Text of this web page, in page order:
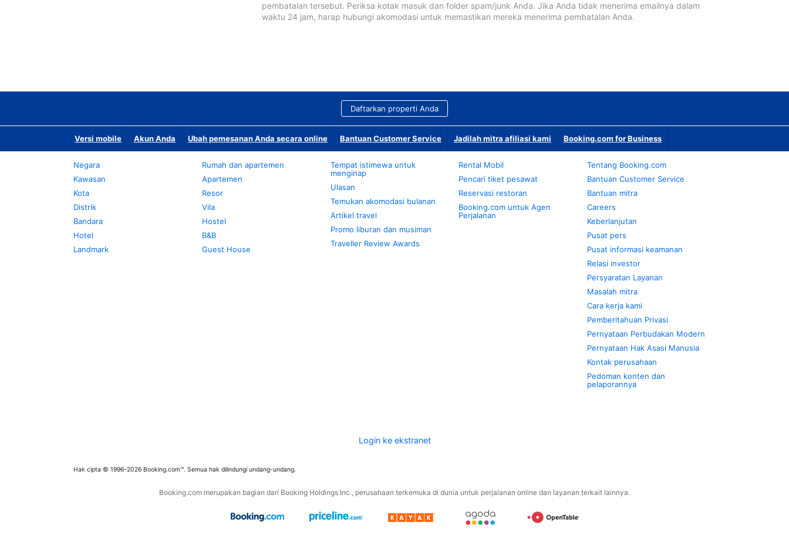
pembatalan tersebut. Periksa kotak masuk dan folder spam/junk Anda. Jika Anda tidak menerima emailnya dalam
waktu 24 jam, harap hubungi akomodasi untuk memastikan mereka menerima pembatalan Anda.
Daftarkan properti Anda
Versi mobile Akun Anda Ubah pemesanan Anda secara online Bantuan Customer Service Jadilah mitra afiliasi kami Booking.com for Business
Negara
Kawasan
Kota
Distrik
Bandara
Hotel
Landmark
Rumah dan apartemen
Apartemen
Resor
Vila
Hostel
B&B
Guest House
Tempat istimewa untuk
menginap
Ulasan
Temukan akomodasi bulanan
Artikel travel
Promo liburan dan musiman
Traveller Review Awards
Rental Mobil
Pencari tiket pesawat
Reservasi restoran
Booking.com untuk Agen
Perjalanan
Tentang Booking.com
Bantuan Customer Service
Bantuan mitra
Careers
Keberlanjutan
Pusat pers
Pusat informasi keamanan
Relasi investor
Persyaratan Layanan
Masalah mitra
Cara kerja kami
Pemberitahuan Privasi
Pernyataan Perbudakan Modern
Pernyataan Hak Asasi Manusia
Kontak perusahaan
Pedoman konten dan
pelaporannya
Login ke ekstranet
Hak cipta © 1996–2026 Booking.com™. Semua hak dilindungi undang-undang.
Booking.com merupakan bagian dari Booking Holdings Inc., perusahaan terkemuka di dunia untuk perjalanan online dan layanan terkait lainnya.